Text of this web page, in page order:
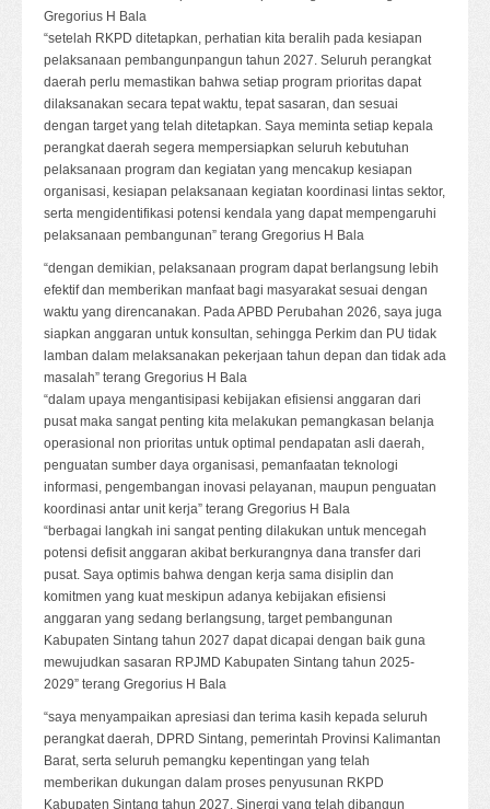
Gregorius H Bala
“setelah RKPD ditetapkan, perhatian kita beralih pada kesiapan
pelaksanaan pembangunpangun tahun 2027. Seluruh perangkat
daerah perlu memastikan bahwa setiap program prioritas dapat
dilaksanakan secara tepat waktu, tepat sasaran, dan sesuai
dengan target yang telah ditetapkan. Saya meminta setiap kepala
perangkat daerah segera mempersiapkan seluruh kebutuhan
pelaksanaan program dan kegiatan yang mencakup kesiapan
organisasi, kesiapan pelaksanaan kegiatan koordinasi lintas sektor,
serta mengidentifikasi potensi kendala yang dapat mempengaruhi
pelaksanaan pembangunan” terang Gregorius H Bala
“dengan demikian, pelaksanaan program dapat berlangsung lebih
efektif dan memberikan manfaat bagi masyarakat sesuai dengan
waktu yang direncanakan. Pada APBD Perubahan 2026, saya juga
siapkan anggaran untuk konsultan, sehingga Perkim dan PU tidak
lamban dalam melaksanakan pekerjaan tahun depan dan tidak ada
masalah” terang Gregorius H Bala
“dalam upaya mengantisipasi kebijakan efisiensi anggaran dari
pusat maka sangat penting kita melakukan pemangkasan belanja
operasional non prioritas untuk optimal pendapatan asli daerah,
penguatan sumber daya organisasi, pemanfaatan teknologi
informasi, pengembangan inovasi pelayanan, maupun penguatan
koordinasi antar unit kerja” terang Gregorius H Bala
“berbagai langkah ini sangat penting dilakukan untuk mencegah
potensi defisit anggaran akibat berkurangnya dana transfer dari
pusat. Saya optimis bahwa dengan kerja sama disiplin dan
komitmen yang kuat meskipun adanya kebijakan efisiensi
anggaran yang sedang berlangsung, target pembangunan
Kabupaten Sintang tahun 2027 dapat dicapai dengan baik guna
mewujudkan sasaran RPJMD Kabupaten Sintang tahun 2025-
2029” terang Gregorius H Bala
“saya menyampaikan apresiasi dan terima kasih kepada seluruh
perangkat daerah, DPRD Sintang, pemerintah Provinsi Kalimantan
Barat, serta seluruh pemangku kepentingan yang telah
memberikan dukungan dalam proses penyusunan RKPD
Kabupaten Sintang tahun 2027. Sinergi yang telah dibangun